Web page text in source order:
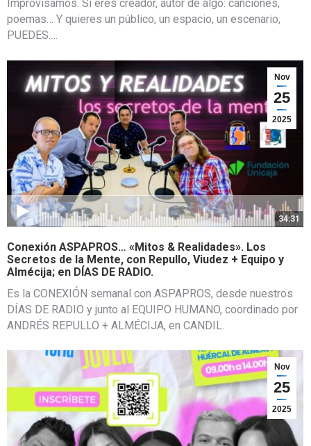
Improvisamos. Si eres creador, autor de algo: canciones,
poemas… Y quieres un público, un espacio, un escenario,
PUEDES.…
Nov
25
2025
34:31
Conexión ASPAPROS… «Mitos & Realidades». Los
Secretos de la Mente, con Repullo, Viudez + Equipo y
Almécija; en DÍAS DE RADIO.
Es la CONEXIÓN semanal con ASPAPROS, desde nuestros
DÍAS DE RADIO y junto al EQUIPO HUMANO, coordinado por
ANDRÉS REPULLO + ALMÉCIJA, en CANDIL.
Nov
25
2025